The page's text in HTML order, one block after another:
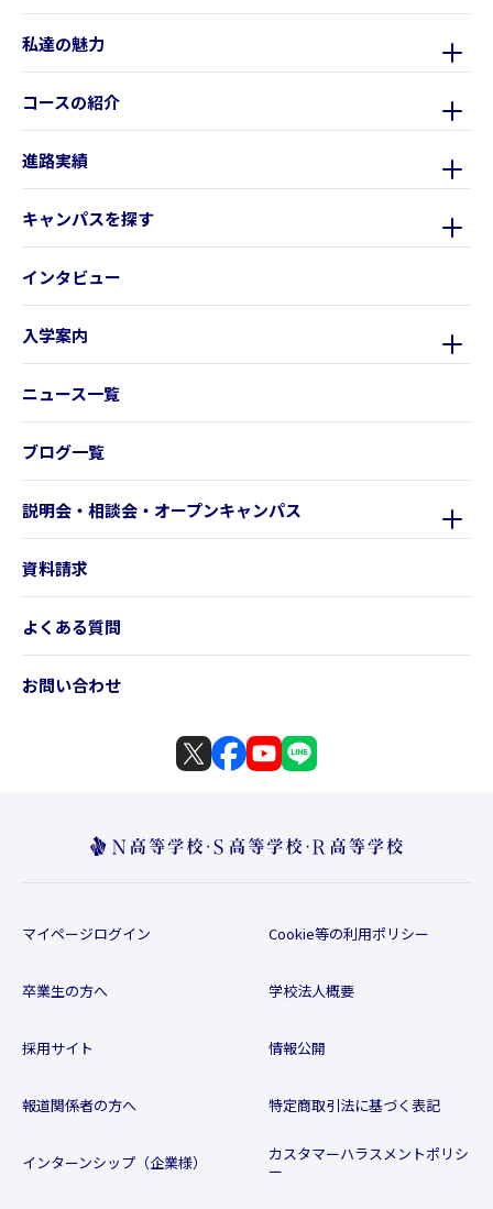
私達の魅力
コースの紹介
進路実績
キャンパスを探す
インタビュー
入学案内
ニュース一覧
ブログ一覧
説明会・相談会・オープンキャンパス
資料請求
よくある質問
お問い合わせ
マイページログイン
卒業生の方へ
採用サイト
報道関係者の方へ
インターンシップ（企業様）
Cookie等の利用ポリシー
学校法人概要
情報公開
特定商取引法に基づく表記
カスタマーハラスメントポリシ
ー